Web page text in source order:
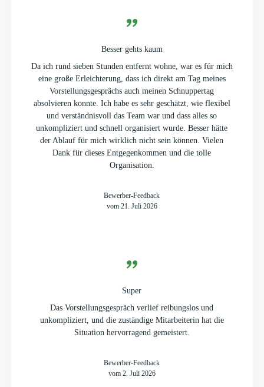
Besser gehts kaum
Da ich rund sieben Stunden entfernt wohne, war es für mich
eine große Erleichterung, dass ich direkt am Tag meines
Vorstellungsgesprächs auch meinen Schnuppertag
absolvieren konnte. Ich habe es sehr geschätzt, wie flexibel
und verständnisvoll das Team war und dass alles so
unkompliziert und schnell organisiert wurde. Besser hätte
der Ablauf für mich wirklich nicht sein können. Vielen
Dank für dieses Entgegenkommen und die tolle
Organisation.
Bewerber-Feedback
vom 21. Juli 2026
Super
Das Vorstellungsgespräch verlief reibungslos und
unkompliziert, und die zuständige Mitarbeiterin hat die
Situation hervorragend gemeistert.
Bewerber-Feedback
vom 2. Juli 2026